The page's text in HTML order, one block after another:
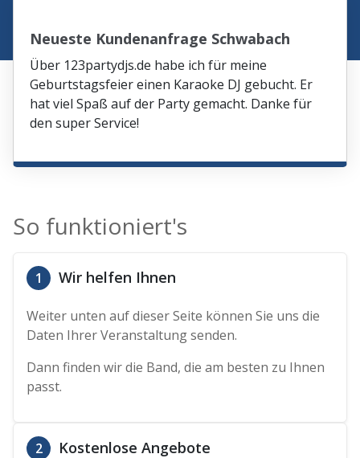
Neueste Kundenanfrage Schwabach
Über 123partydjs.de habe ich für meine
Geburtstagsfeier einen Karaoke DJ gebucht. Er
hat viel Spaß auf der Party gemacht. Danke für
den super Service!
So funktioniert's
1 Wir helfen Ihnen
Weiter unten auf dieser Seite können Sie uns die
Daten Ihrer Veranstaltung senden.
Dann finden wir die Band, die am besten zu Ihnen
passt.
2 Kostenlose Angebote